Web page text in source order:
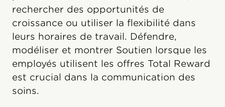
rechercher des opportunités de
croissance ou utiliser la flexibilité dans
leurs horaires de travail. Défendre,
modéliser et montrer Soutien lorsque les
employés utilisent les offres Total Reward
est crucial dans la communication des
soins.